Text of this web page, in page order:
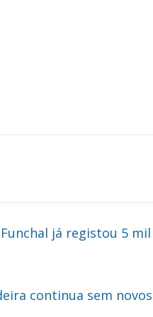
já registou 5
continua sem